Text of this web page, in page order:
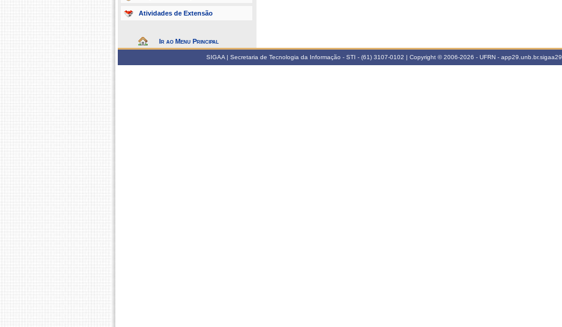
Atividades de Extensão
Ir ao Menu Principal
SIGAA | Secretaria de Tecnologia da Informação - STI - (61) 3107-0102 | Copyright © 2006-2026 - UFRN - app29.unb.br.sigaa29